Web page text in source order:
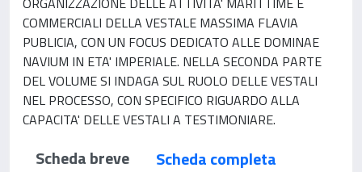
COMMERCIALI DELLA VESTALE MASSIMA FLAVIA
PUBLICIA, CON UN FOCUS DEDICATO ALLE DOMINAE
NAVIUM IN ETA' IMPERIALE. NELLA SECONDA PARTE
DEL VOLUME SI INDAGA SUL RUOLO DELLE VESTALI
NEL PROCESSO, CON SPECIFICO RIGUARDO ALLA
CAPACITA' DELLE VESTALI A TESTIMONIARE.
Scheda breve
Scheda completa